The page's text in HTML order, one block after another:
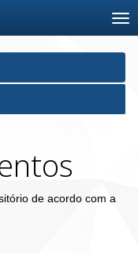
de acordo com a